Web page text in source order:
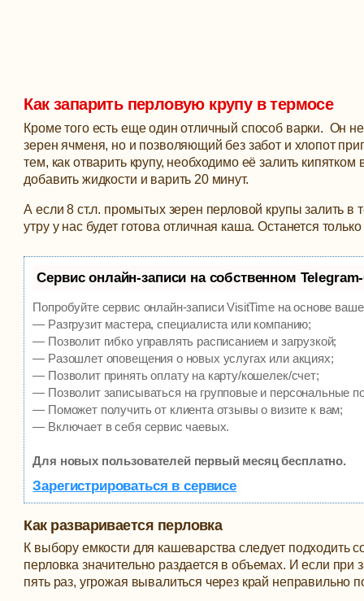
Как запарить перловую крупу в термосе
Кроме того есть еще один отличный способ варки. Он
зерен ячменя, но и позволяющий без забот и хлопот
тем, как отварить крупу, необходимо её залить
добавить жидкости и варить 20 минут.
А если 8 ст.л. промытых зерен перловой крупы залить в
утру у нас будет готова отличная каша. Останется
Сервис онлайн-записи на собственном
Попробуйте сервис онлайн-записи VisitTime на основе
— Разгрузит мастера, специалиста или компанию;
— Позволит гибко управлять расписанием и загрузкой;
— Разошлет оповещения о новых услугах или акциях;
— Позволит принять оплату на карту/кошелек/счет;
— Позволит записываться на групповые и персональные
— Поможет получить от клиента отзывы о визите к вам;
— Включает в себя сервис чаевых.
Для новых пользователей первый месяц бесплатно.
Зарегистрироваться в сервисе
Как разваривается перловка
К выбору емкости для кашеварства следует подходить
перловка значительно раздается в объемах. И если
пять раз, угрожая вывалиться через край неправильно